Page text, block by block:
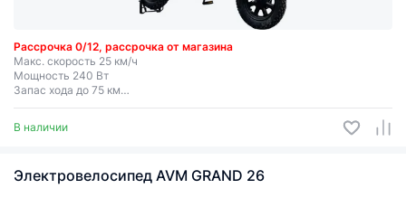
Рассрочка 0/12, рассрочка от магазина
Макс. скорость 25 км/ч
Мощность 240 Вт
Запас хода до 75 км
Съемная батарея
В наличии
Электровелосипед AVM GRAND 26